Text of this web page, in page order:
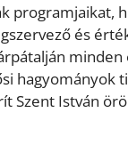
programjaikat,
és
hagyományok
Szent István